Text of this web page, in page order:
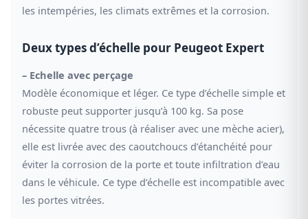
les intempéries, les climats extrêmes et la corrosion.
Deux types d’échelle pour Peugeot Expert
– Echelle avec perçage
Modèle économique et léger. Ce type d’échelle simple et
robuste peut supporter jusqu’à 100 kg. Sa pose
nécessite quatre trous (à réaliser avec une mèche acier),
elle est livrée avec des caoutchoucs d’étanchéité pour
éviter la corrosion de la porte et toute infiltration d’eau
dans le véhicule. Ce type d’échelle est incompatible avec
les portes vitrées.